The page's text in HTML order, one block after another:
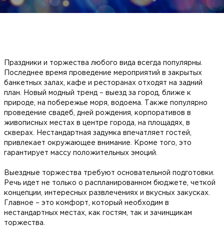
Праздники и торжества любого вида всегда популярны.
Последнее время проведение мероприятий в закрытых
банкетных залах, кафе и ресторанах отходят на задний
план. Новый модный тренд – выезд за город, ближе к
природе, на побережье моря, водоема. Также популярно
проведение свадеб, дней рождения, корпоративов в
живописных местах в центре города, на площадях, в
скверах. Нестандартная задумка впечатляет гостей,
привлекает окружающее внимание. Кроме того, это
гарантирует массу положительных эмоций.
Выездные торжества требуют основательной подготовки.
Речь идет не только о распланированном бюджете, четкой
концепции, интересных развлечениях и вкусных закусках.
Главное – это комфорт, который необходим в
нестандартных местах, как гостям, так и зачинщикам
торжества.